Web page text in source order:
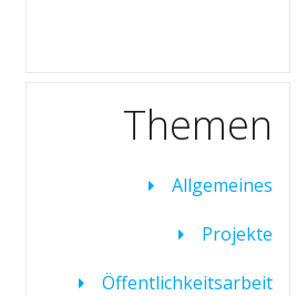
Themen
Allgemeines
Projekte
Öffentlichkeitsarbeit